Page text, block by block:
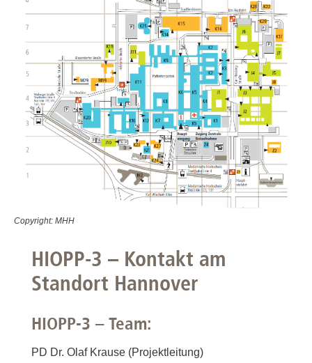
Copyright: MHH
HIOPP-3 – Kontakt am
Standort Hannover
HIOPP-3 – Team:
PD Dr. Olaf Krause (Projektleitung)